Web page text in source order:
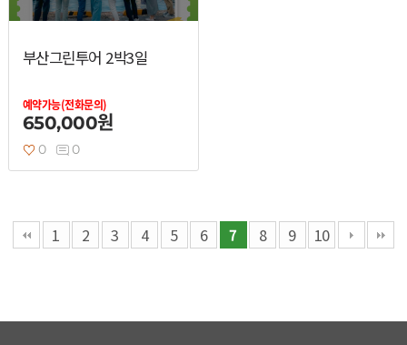
부산그린투어 2박3일
예약가능(전화문의)
650,000원
0 0
1 2 3 4 5 6 7 8 9 10